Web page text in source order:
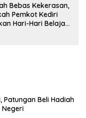
Bebas Kekerasan,
Pemkot Kediri
Hari-Hari Belajar
Patungan Beli Hadiah
Negeri